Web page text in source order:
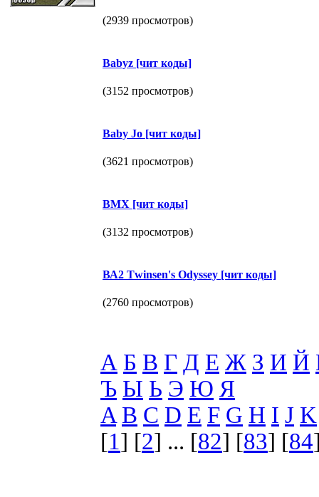
(2939 просмотров)
Ваbуz [чит коды]
(3152 просмотров)
Ваbу Jо [чит коды]
(3621 просмотров)
ВМХ [чит коды]
(3132 просмотров)
ВА2 Тwinsen's Оdуsseу [чит коды]
(2760 просмотров)
А Б В Г Д Е Ж З И Й
Ъ Ы Ь Э Ю Я
A B C D E F G H I J K
[1] [2] ... [82] [83] [84